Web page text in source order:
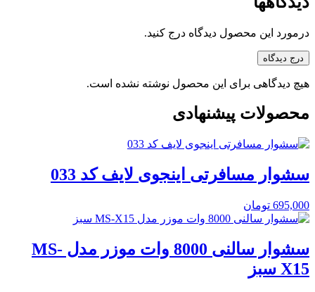
درمورد این محصول دیدگاه درج کنید.
درج دیدگاه
هیچ دیدگاهی برای این محصول نوشته نشده است.
محصولات پیشنهادی
سشوار مسافرتی اینجوی لایف کد 033
695,000 تومان
سشوار سالنی 8000 وات موزر مدل MS-
X15 سبز